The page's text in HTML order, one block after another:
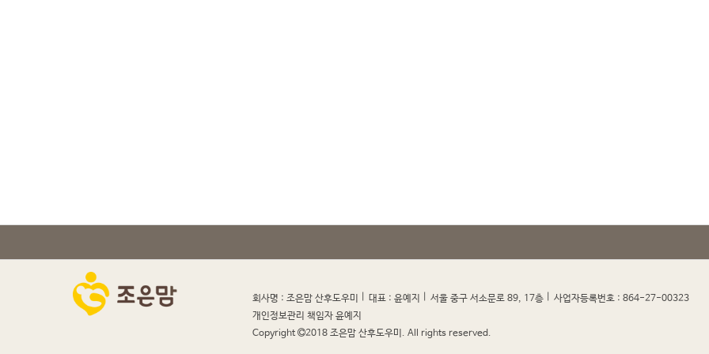
회사명 : 조은맘 산후도우미 대표 : 윤예지 서울 중구 서소문로 89, 17층 사업자등록번호 : 864-27-00323
개인정보관리 책임자 윤예지
Copyright
2018 조은맘 산후도우미. All rights reserved.